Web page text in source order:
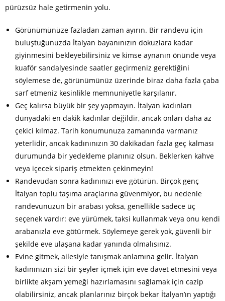
pürüzsüz hale getirmenin yolu.
Görünümünüze fazladan zaman ayırın. Bir randevu için
buluştuğunuzda İtalyan bayanınızın dokuzlara kadar
giyinmesini bekleyebilirsiniz ve kimse aynanın önünde veya
kuaför sandalyesinde saatler geçirmeniz gerektiğini
söylemese de, görünümünüz üzerinde biraz daha fazla çaba
sarf etmeniz kesinlikle memnuniyetle karşılanır.
Geç kalırsa büyük bir şey yapmayın. İtalyan kadınları
dünyadaki en dakik kadınlar değildir, ancak onları daha az
çekici kılmaz. Tarih konumunuza zamanında varmanız
yeterlidir, ancak kadınınızın 30 dakikadan fazla geç kalması
durumunda bir yedekleme planınız olsun. Beklerken kahve
veya içecek sipariş etmekten çekinmeyin!
Randevudan sonra kadınınızı eve götürün. Birçok genç
İtalyan toplu taşıma araçlarına güvenmiyor, bu nedenle
randevunuzun bir arabası yoksa, genellikle sadece üç
seçenek vardır: eve yürümek, taksi kullanmak veya onu kendi
arabanızla eve götürmek. Söylemeye gerek yok, güvenli bir
şekilde eve ulaşana kadar yanında olmalısınız.
Evine gitmek, ailesiyle tanışmak anlamına gelir. İtalyan
kadınınızın sizi bir şeyler içmek için eve davet etmesini veya
birlikte akşam yemeği hazırlamasını sağlamak için cazip
olabilirsiniz, ancak planlarınız birçok bekar İtalyan’ın yaptığı